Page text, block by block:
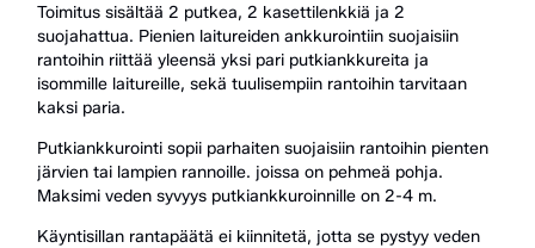
Toimitus sisältää 2 putkea, 2 kasettilenkkiä ja 2
suojahattua. Pienien laitureiden ankkurointiin suojaisiin
rantoihin riittää yleensä yksi pari putkiankkureita ja
isommille laitureille, sekä tuulisempiin rantoihin tarvitaan
kaksi paria.
Putkiankkurointi sopii parhaiten suojaisiin rantoihin pienten
järvien tai lampien rannoille. joissa on pehmeä pohja.
Maksimi veden syvyys putkiankkuroinnille on 2-4 m.
Käyntisillan rantapäätä ei kiinnitetä, jotta se pystyy veden